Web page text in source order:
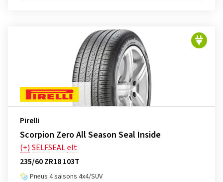
Pirelli
Scorpion Zero All Season Seal Inside
(+) SELFSEALelt
235/60 ZR18 103T
Pneus 4 saisons 4x4/SUV